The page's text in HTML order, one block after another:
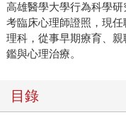
高雄醫學大學行為科學
考臨床心理師證照，現
理科，從事早期療育、
鑑與心理治療。
目錄